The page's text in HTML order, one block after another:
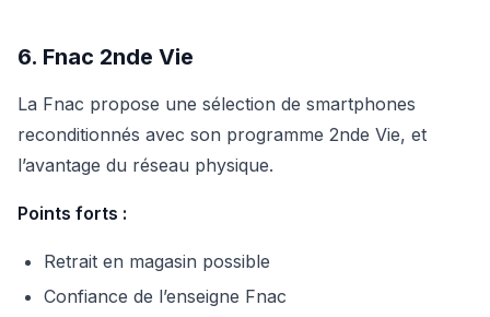
6. Fnac 2nde Vie
La Fnac propose une sélection de smartphones
reconditionnés avec son programme 2nde Vie, et
l’avantage du réseau physique.
Points forts :
Retrait en magasin possible
Confiance de l’enseigne Fnac